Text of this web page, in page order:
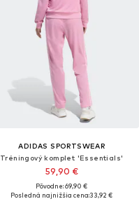
ADIDAS SPORTSWEAR
Tréningový komplet 'Essentials'
59,90 €
Pôvodne: 69,90 €
Posledná najnižšia cena:33,92 €